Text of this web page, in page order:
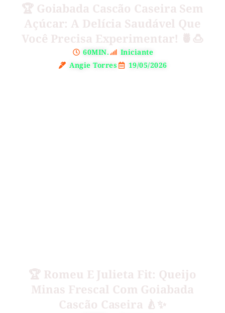
🏆 Goiabada Cascão Caseira Sem
Açúcar: A Delícia Saudável Que
Você Precisa Experimentar! 🍍🍮
60MIN.
Iniciante
Angie Torres
19/05/2026
🏆 Romeu E Julieta Fit: Queijo
Minas Frescal Com Goiabada
Cascão Caseira 🍐✨